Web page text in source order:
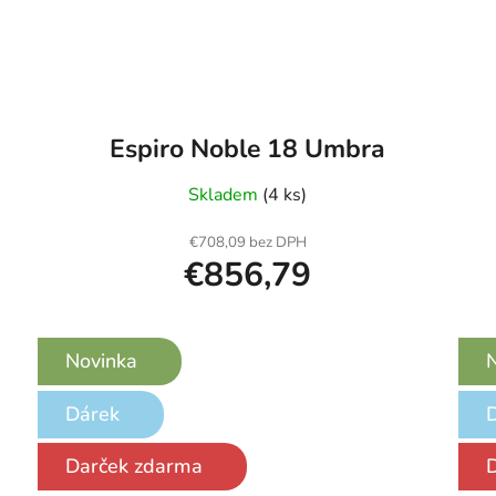
Espiro Noble 18 Umbra
Skladem (4 ks)
€708,09 bez DPH
€856,79
Novinka
Dárek
Darček zdarma